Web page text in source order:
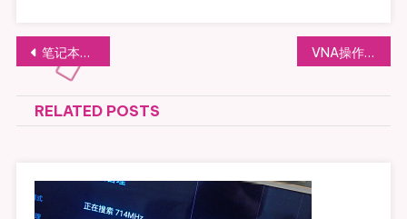
文
章
导
笔记本充电器适配器能否给手机充电 VNA操作使用学习-04 SOLT校准
RELATED POSTS